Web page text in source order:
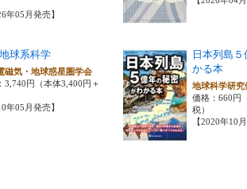
年05月発売】
球系科学
磁気・地球惑星圏学会
3,740円（本体3,400円＋
年05月発売】
日本列島
かる本
地球科学研
価格：660円
税）
【2020年10